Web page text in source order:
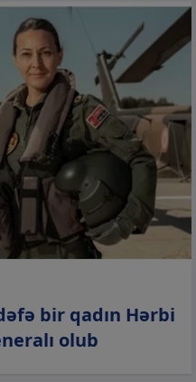
bir qadın Hərbi
olub